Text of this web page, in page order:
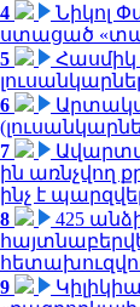
4
Նիկոլ
ստացած
5
6
7
ին առնչվող
ինչ է պարզվել
8
425
9